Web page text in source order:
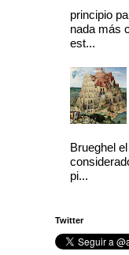
principio
nada más
est...
Brueghel
pi...
Twitter